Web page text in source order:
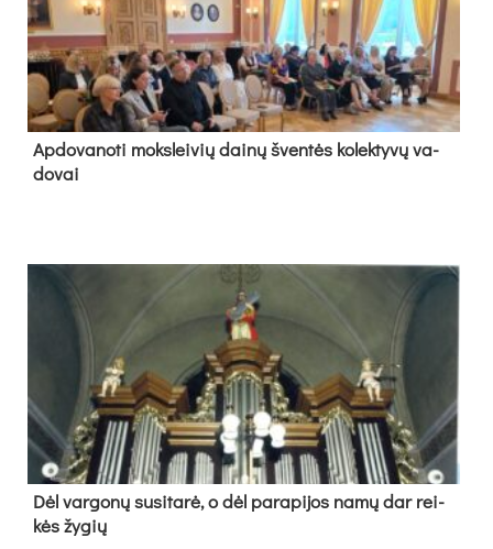
Ap­do­va­no­ti moks­lei­vių dai­nų šven­tės ko­lek­ty­vų va­
do­vai
Dėl var­go­nų su­si­ta­rė, o dėl pa­ra­pi­jos na­mų dar rei­
kės žy­gių